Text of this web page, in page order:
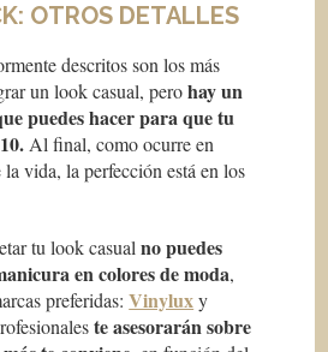
OTROS DETALLES
descritos son los más
un look casual, perohay un
puedes hacer para que tu
Al final, como ocurre en
la vida, la perfección está en los
tu look casualno puedes
en colores de moda,
preferidas:Vinyluxy
te asesorarán sobre